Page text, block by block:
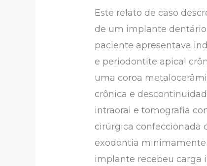
Este relato de caso
de um implante
paciente apresentava
e periodontite apical
uma coroa
crônica e
intraoral e tomografia
cirúrgica confeccionada
exodontia
implante recebeu carga